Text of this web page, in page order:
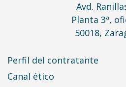
Avd.
Planta 3ª,
50018,
Perfil del contratante
Canal ético